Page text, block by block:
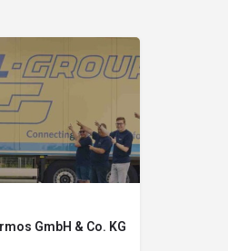
GmbH & Co. KG